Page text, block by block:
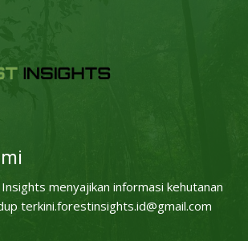
menyajikan informasi kehutanan
terkini.forestinsights.id@gmail.com